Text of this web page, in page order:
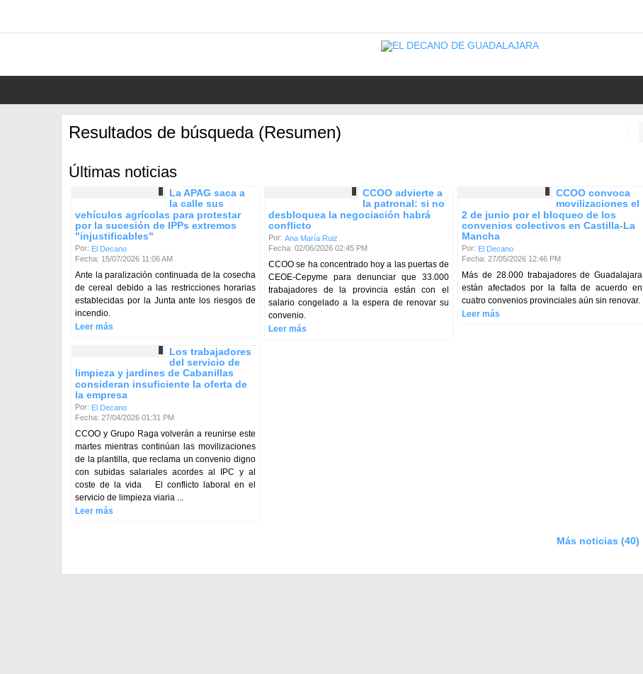
Resultados de búsqueda (Resumen)
Últimas noticias
La APAG saca a
la calle sus
vehículos agrícolas para protestar
por la sucesión de IPPs extremos
"injustificables"
Por: El Decano
Fecha: 15/07/2026 11:06 AM
Ante la paralización continuada de la cosecha
de cereal debido a las restricciones horarias
establecidas por la Junta ante los riesgos de
incendio.
Leer más
CCOO advierte a
la patronal: si no
desbloquea la negociación habrá
conflicto
Por: Ana María Ruiz
Fecha: 02/06/2026 02:45 PM
CCOO se ha concentrado hoy a las puertas de
CEOE-Cepyme para denunciar que 33.000
trabajadores de la provincia están con el
salario congelado a la espera de renovar su
convenio.
Leer más
CCOO convoca
movilizaciones el
2 de junio por el bloqueo de los
convenios colectivos en Castilla-La
Mancha
Por: El Decano
Fecha: 27/05/2026 12:46 PM
Más de 28.000 trabajadores de Guadalajara
están afectados por la falta de acuerdo en
cuatro convenios provinciales aún sin renovar.
Leer más
Los trabajadores
del servicio de
limpieza y jardines de Cabanillas
consideran insuficiente la oferta de
la empresa
Por: El Decano
Fecha: 27/04/2026 01:31 PM
CCOO y Grupo Raga volverán a reunirse este
martes mientras continúan las movilizaciones
de la plantilla, que reclama un convenio digno
con subidas salariales acordes al IPC y al
coste de la vida El conflicto laboral en el
servicio de limpieza viaria ...
Leer más
Más noticias (40)